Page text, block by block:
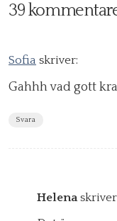
39
Sofia skriver:
Gahhh vad gott
Svara
Helena